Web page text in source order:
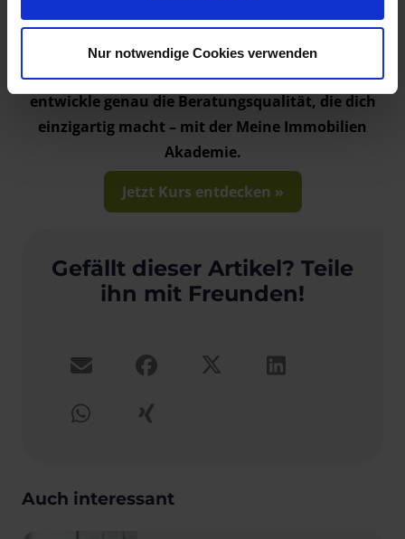
Nur notwendige Cookies verwenden
bleibt auch 2025 der Schlüssel zum Erfolg.
Starte jetzt deine Makler-Weiterbildung und
entwickle genau die Beratungsqualität, die dich
einzigartig macht – mit der Meine Immobilien
Akademie.
Jetzt Kurs entdecken »
Gefällt dieser Artikel? Teile
ihn mit Freunden!
Auch interessant